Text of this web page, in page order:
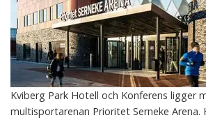
Kviberg Park Hotell och Konferens ligger
multisportarenan Prioritet Serneke Arena.